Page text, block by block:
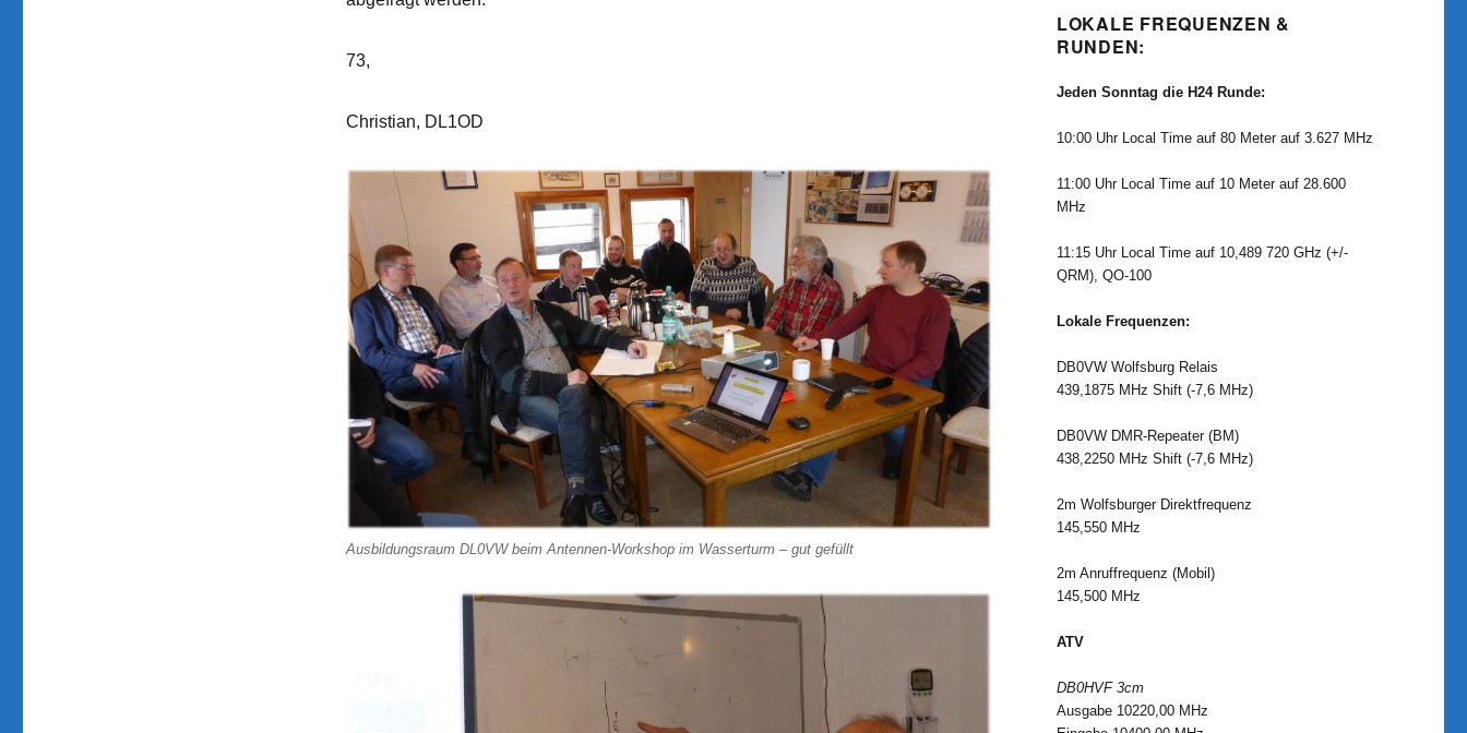
73,
Christian, DL1OD
Ausbildungsraum DL0VW beim Antennen-Workshop im Wasserturm – gut gefüllt
LOKALE FREQUENZEN &
RUNDEN:
Jeden Sonntag die H24 Runde:
10:00 Uhr Local Time auf 80 Meter auf 3.627 MHz
11:00 Uhr Local Time auf 10 Meter auf 28.600
MHz
11:15 Uhr Local Time auf 10,489 720 GHz (+/-
QRM), QO-100
Lokale Frequenzen:
DB0VW Wolfsburg Relais
439,1875 MHz Shift (-7,6 MHz)
DB0VW DMR-Repeater (BM)
438,2250 MHz Shift (-7,6 MHz)
2m Wolfsburger Direktfrequenz
145,550 MHz
2m Anruffrequenz (Mobil)
145,500 MHz
ATV
DB0HVF 3cm
Ausgabe 10220,00 MHz